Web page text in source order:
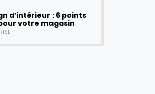
d’intérieur : 6 points
votre magasin